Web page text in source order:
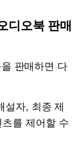
오북 판매
판매하면 다
설자, 최종 제
를 제어할 수